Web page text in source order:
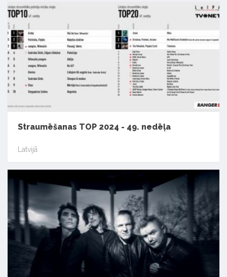
Straumēšanas TOP 2024 - 49. nedēļa
Latvijā